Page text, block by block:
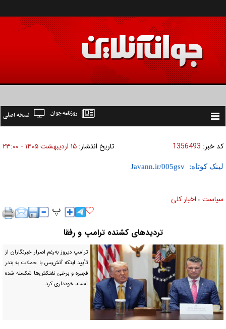
Toggle
نسخه اصلی روزنامه جوان
کد خبر: 1356493 تاریخ انتشار: ۱۵ ارديبهشت ۱۴۰۵ - ۲۳:۰۰
لینک کوتاه:
سیاست » اخبار کلی
تردید‌های کشنده ترامپ و رفقا
ترامپ دیروز به‌رغم اصرار خبرنگاران از
تأیید اینکه آتش‌بس با حملات به بندر
فجیره و برخی نفتکش‌ها شکسته شده
است، خودداری کرد